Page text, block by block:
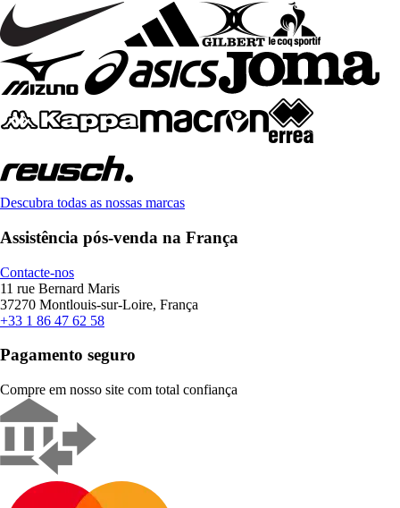
Descubra todas as nossas marcas
Assistência pós-venda na França
Contacte-nos
11 rue Bernard Maris
37270 Montlouis-sur-Loire, França
+33 1 86 47 62 58
Pagamento seguro
Compre em nosso site com total confiança